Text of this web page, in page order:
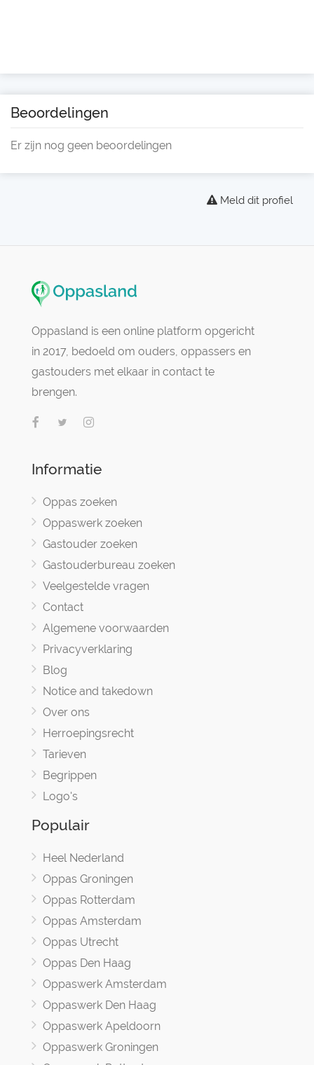
Beoordelingen
Er zijn nog geen beoordelingen
Meld dit profiel
Oppasland is een online platform opgericht
in 2017, bedoeld om ouders, oppassers en
gastouders met elkaar in contact te
brengen.
Informatie
Oppas zoeken
Oppaswerk zoeken
Gastouder zoeken
Gastouderbureau zoeken
Veelgestelde vragen
Contact
Algemene voorwaarden
Privacyverklaring
Blog
Notice and takedown
Over ons
Herroepingsrecht
Tarieven
Begrippen
Logo's
Populair
Heel Nederland
Oppas Groningen
Oppas Rotterdam
Oppas Amsterdam
Oppas Utrecht
Oppas Den Haag
Oppaswerk Amsterdam
Oppaswerk Den Haag
Oppaswerk Apeldoorn
Oppaswerk Groningen